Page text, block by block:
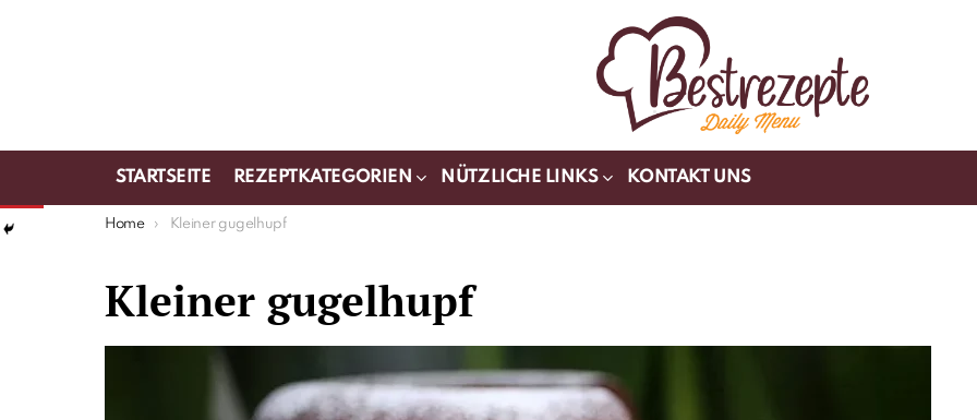
STARTSEITE REZEPTKATEGORIEN NÜTZLICHE LINKS KONTAKT UNS
You are here:
Home Kleiner gugelhupf
Kleiner gugelhupf